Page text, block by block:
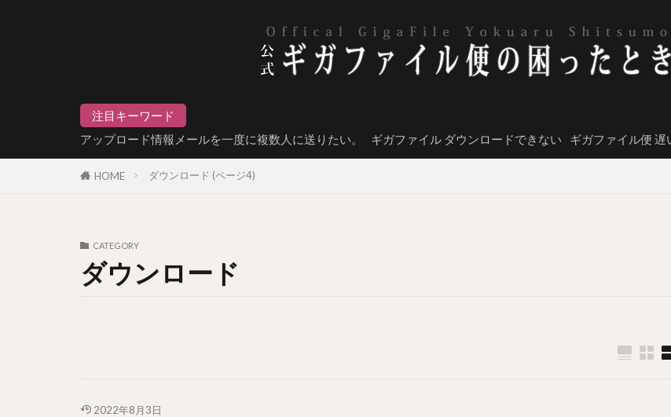
注目キーワード
アップロード情報メールを一度に複数人に送りたい。
ギガファイル ダウンロードできない ギガファイル便 遅
HOME ダウンロード (ページ4)
CATEGORY
ダウンロード
2022年8月3日